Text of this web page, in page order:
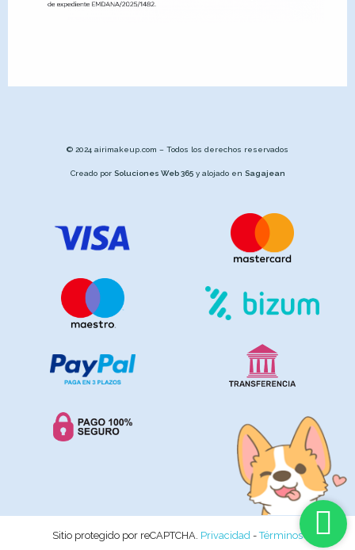
© 2024 airimakeup.com – Todos los derechos reservados
Creado por Soluciones Web 365y alojado en Sagajean
Sitio protegido por reCAPTCHA. Privacidad -Términos